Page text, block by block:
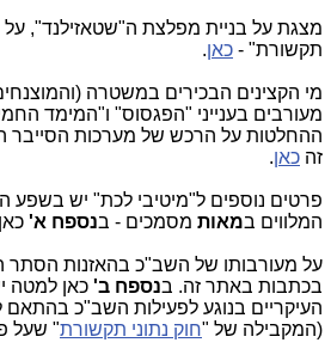
מצגת על בניית מפלצת ה"שטאזילנד", על
תקשורת" - כאן.
מי הקצינים הבכירים במשטרה
מעורבים בענייני "הפגסוס" ו"המימד
ההחלטות על הרכש של מערכות הסייבר
זה כאן.
פרטים נוספים ל"מיטיבי לכת" יש בשפע
המלווים במאות מסמכים - בנספח א'
על מעורבותו של השב"כ בהאזנות
בכתבות באתר זה. בנספח ב' כאן למטה
העיקריים בנוגע לפעילות השב"כ בהתאם
(המקבילה של "חוק נתוני תקשורת" שעל